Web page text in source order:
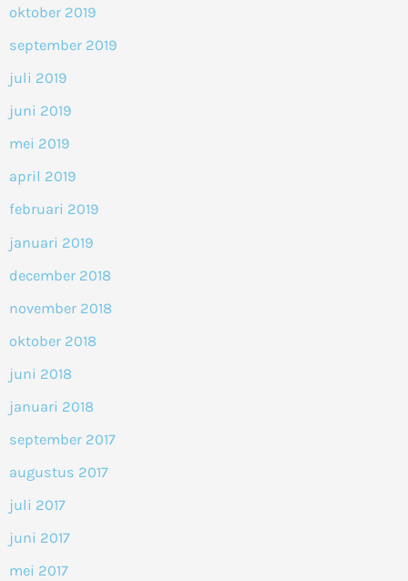
oktober 2019
september 2019
juli 2019
juni 2019
mei 2019
april 2019
februari 2019
januari 2019
december 2018
november 2018
oktober 2018
juni 2018
januari 2018
september 2017
augustus 2017
juli 2017
juni 2017
mei 2017